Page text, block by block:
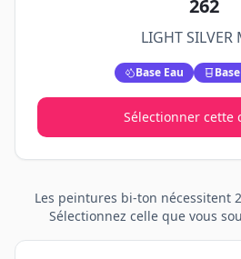
262
LIGHT SILVER
Base Eau
Sélectionner cette
Les peintures bi-ton nécessitent 2
Sélectionnez celle que vous